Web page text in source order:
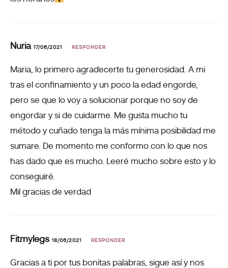
Nuria 17/06/2021 RESPONDER
Maria, lo primero agradecerte tu generosidad. A mi
tras el confinamiento y un poco la edad engorde,
pero se que lo voy a solucionar porque no soy de
engordar y si de cuidarme. Me gusta mucho tu
método y cuñado tenga la más mínima posibilidad me
sumare. De momento me conformo con lo que nos
has dado que es mucho. Leeré mucho sobre esto y lo
conseguiré.
Mil gracias de verdad
Fitmylegs 18/06/2021 RESPONDER
Gracias a ti por tus bonitas palabras, sigue así y nos